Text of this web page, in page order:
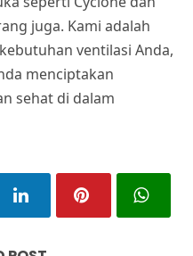
juga. Kami adalah
ventilasi Anda,
menciptakan
sehat di dalam